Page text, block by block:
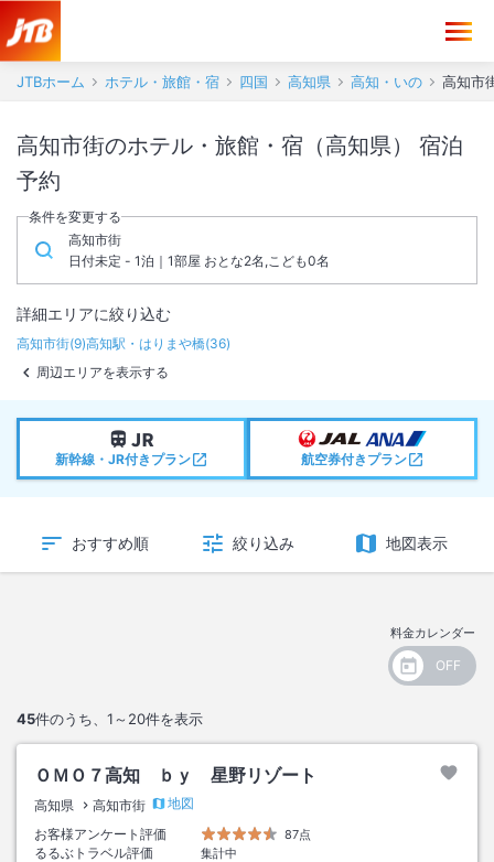
JTBホーム ホテル・旅館・宿 四国 高知県 高知・いの 高知市
高知市街のホテル・旅館・宿（高知県） 宿泊
予約
条件を変更する
高知市街
日付未定 - 1泊｜1部屋 おとな2名,こども0名
詳細エリアに絞り込む
高知市街(9)高知駅・はりまや橋(36)
周辺エリアを表示する
新幹線・JR付きプラン 航空券付きプラン
おすすめ順 絞り込み 地図表示
料金カレンダー
45件のうち、 1～20件を表示
ＯＭＯ７高知 ｂｙ 星野リゾート
高知県 高知市街
地図
お客様アンケート評価
87点
るるぶトラベル評価
集計中